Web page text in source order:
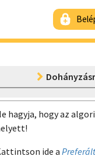
hagyja, hogy az
ide a Preferált